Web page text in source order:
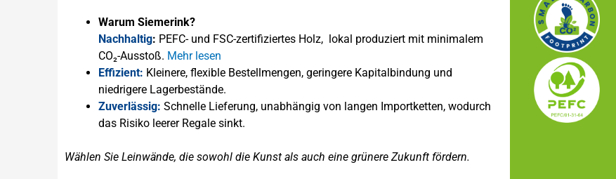
Warum Siemerink?
Nachhaltig: PEFC- und FSC-zertifiziertes Holz, lokal produziert mit minimalem
CO₂-Ausstoß. Mehr lesen
Effizient: Kleinere, flexible Bestellmengen, geringere Kapitalbindung und
niedrigere Lagerbestände.
Zuverlässig: Schnelle Lieferung, unabhängig von langen Importketten, wodurch
das Risiko leerer Regale sinkt.
Wählen Sie Leinwände, die sowohl die Kunst als auch eine grünere Zukunft fördern.